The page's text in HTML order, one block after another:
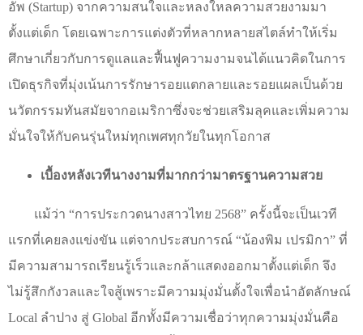
อัพ (Startup) จากความสนใจและหลงใหลความสวยงามมา
ตั้งแต่เด็ก โดยเฉพาะการแต่งตัวที่หลากหลายสไตล์ทำให้เริ่ม
ศึกษาเกี่ยวกับการดูแลและฟื้นฟูความงามจนได้แนวคิดในการ
เปิดธุรกิจที่มุ่งเน้นการรักษารอยแตกลายและรอยแผลเป็นด้วย
นวัตกรรมทันสมัยจากอเมริกาซึ่งจะช่วยเสริมลุคและเพิ่มความ
มั่นใจให้กับคนรุ่นใหม่ทุกเพศทุกวัยในทุกโอกาส
เบื้องหลังเวทีนางงามที่มากกว่ามาตรฐานความสวย
แม้ว่า “การประกวดนางสาวไทย 2568” ครั้งนี้จะเป็นเวที
แรกที่เคยลงแข่งขัน แต่จากประสบการณ์ “น้องพิม เปรมิกา” ที่
มีความสามารถเรียนรู้เร็วและกล้าแสดงออกมาตั้งแต่เด็ก จึง
ไม่รู้สึกกังวลและใจสู้เพราะมีความมุ่งมั่นตั้งใจเพื่อนำอัตลักษณ์
Local ลำปาง สู่ Global อีกทั้งมีความเชื่อว่าทุกความมุ่งมั่นคือ